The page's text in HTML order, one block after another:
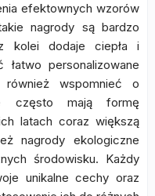
efektownych wzorów
nagrody są bardzo
kolei dodaje ciepła i
personalizowane
również wspomnieć o
często mają formę
latach coraz większą
nagrody ekologiczne
środowisku. Każdy
unikalne cechy oraz